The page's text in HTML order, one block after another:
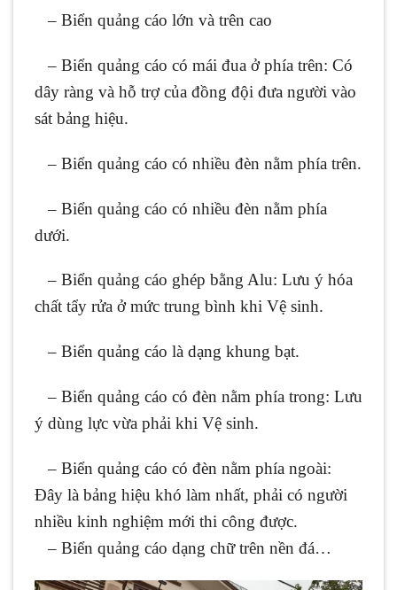
– Biển quảng cáo lớn và trên cao
– Biển quảng cáo có mái đua ở phía trên: Có
dây ràng và hỗ trợ của đồng đội đưa người vào
sát bảng hiệu.
– Biển quảng cáo có nhiều đèn nằm phía trên.
– Biển quảng cáo có nhiều đèn nằm phía
dưới.
– Biển quảng cáo ghép bằng Alu: Lưu ý hóa
chất tẩy rửa ở mức trung bình khi Vệ sinh.
– Biển quảng cáo là dạng khung bạt.
– Biển quảng cáo có đèn nằm phía trong: Lưu
ý dùng lực vừa phải khi Vệ sinh.
– Biển quảng cáo có đèn nằm phía ngoài:
Đây là bảng hiệu khó làm nhất, phải có người
nhiều kinh nghiệm mới thi công được.
– Biển quảng cáo dạng chữ trên nền đá…